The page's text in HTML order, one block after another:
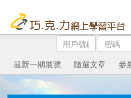
用
戶
號
碼
密
碼
最新一期展覽
隨選文章 參